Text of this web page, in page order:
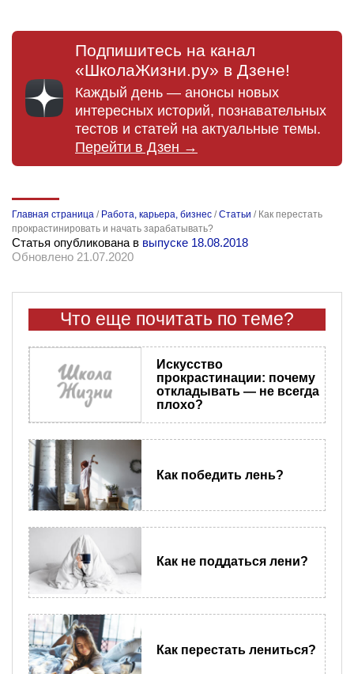
Подпишитесь на канал
«ШколаЖизни.ру» в Дзене!
Каждый день — анонсы новых
интересных историй, познавательных
тестов и статей на актуальные темы.
Перейти в Дзен →
Главная страница / Работа, карьера, бизнес /Статьи / Как перестать
прокрастинировать и начать зарабатывать?
Статья опубликована в выпуске 18.08.2018
Обновлено 21.07.2020
Что еще почитать по теме?
Искусство
прокрастинации: почему
откладывать — не всегда
плохо?
Как победить лень?
Как не поддаться лени?
Как перестать лениться?